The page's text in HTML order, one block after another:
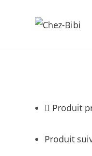
Produit
Produit